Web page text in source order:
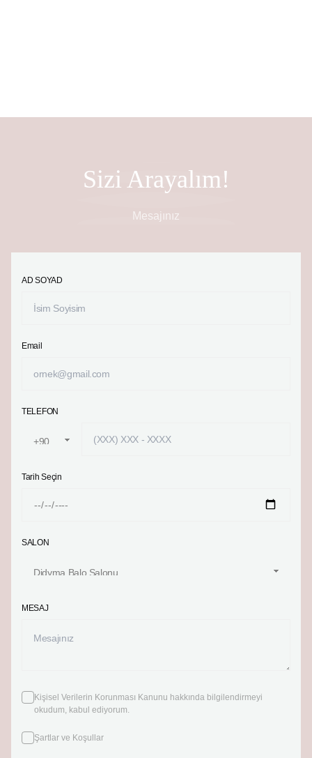
Sizi Arayalım!
Mesajınız
AD SOYAD
Email
TELEFON
Tarih Seçin
SALON
MESAJ
Kişisel Verilerin Korunması Kanunu hakkında bilgilendirmeyi
okudum, kabul ediyorum.
Şartlar ve Koşullar